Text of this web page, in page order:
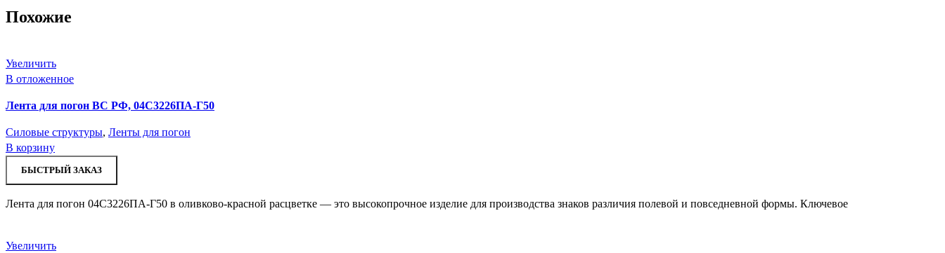
Похожие
Увеличить
В отложенное
Лента для погон ВС РФ, 04С3226ПА-Г50
Силовые структуры, Ленты для погон
В корзину
БЫСТРЫЙ ЗАКАЗ
Лента для погон 04С3226ПА-Г50 в оливково-красной расцветке — это высокопрочное изделие для производства знаков различия полевой и повседневной формы. Ключевое
Увеличить